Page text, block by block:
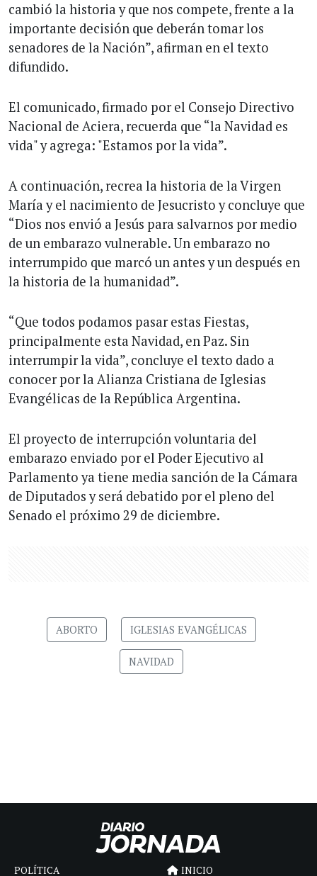
cambió la historia y que nos compete, frente a la
importante decisión que deberán tomar los
senadores de la Nación”, afirman en el texto
difundido.
El comunicado, firmado por el Consejo Directivo
Nacional de Aciera, recuerda que “la Navidad es
vida" y agrega: "Estamos por la vida”.
A continuación, recrea la historia de la Virgen
María y el nacimiento de Jesucristo y concluye que
“Dios nos envió a Jesús para salvarnos por medio
de un embarazo vulnerable. Un embarazo no
interrumpido que marcó un antes y un después en
la historia de la humanidad”.
“Que todos podamos pasar estas Fiestas,
principalmente esta Navidad, en Paz. Sin
interrumpir la vida”, concluye el texto dado a
conocer por la Alianza Cristiana de Iglesias
Evangélicas de la República Argentina.
El proyecto de interrupción voluntaria del
embarazo enviado por el Poder Ejecutivo al
Parlamento ya tiene media sanción de la Cámara
de Diputados y será debatido por el pleno del
Senado el próximo 29 de diciembre.
ABORTO IGLESIAS EVANGÉLICAS
NAVIDAD
POLÍTICA INICIO